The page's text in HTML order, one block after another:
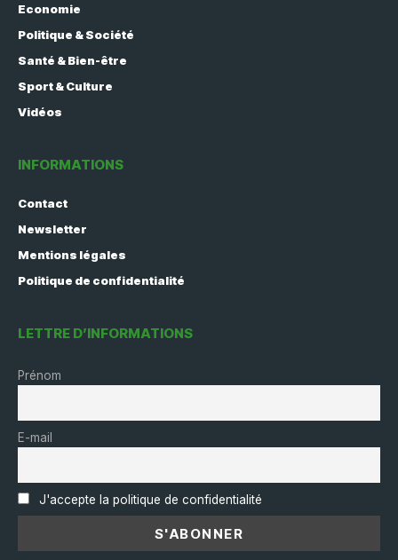
Economie
Politique & Société
Santé & Bien-être
Sport & Culture
Vidéos
INFORMATIONS
Contact
Newsletter
Mentions légales
Politique de confidentialité
LETTRE D’INFORMATIONS
Prénom
E-mail
J'accepte la politique de confidentialité